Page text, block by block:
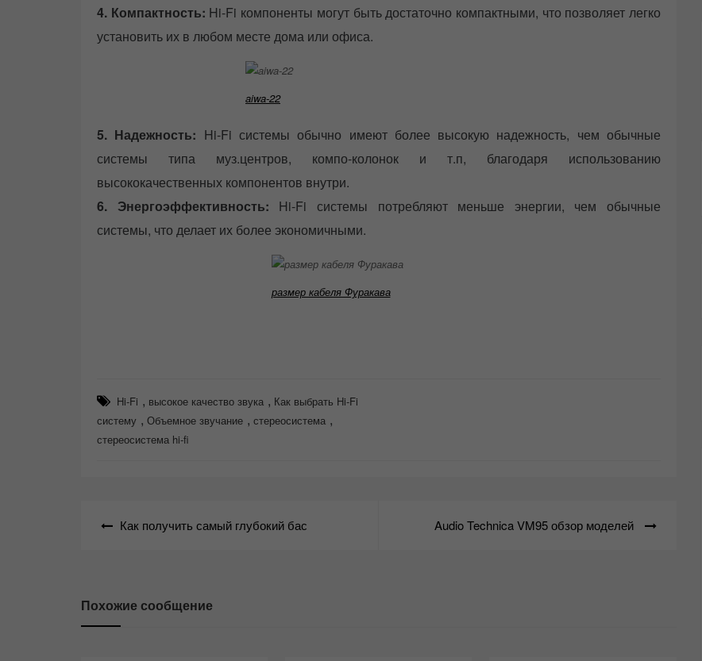
4. Компактность: Hi-Fi компоненты могут быть достаточно компактными, что позволяет легко
установить их в любом месте дома или офиса.
aiwa-22
5. Надежность: Hi-Fi системы обычно имеют более высокую надежность, чем обычные
системы типа муз.центров, компо-колонок и т.п, благодаря использованию
высококачественных компонентов внутри.
6. Энергоэффективность: Hi-Fi системы потребляют меньше энергии, чем обычные
системы, что делает их более экономичными.
размер кабеля Фуракава
Hi-Fi , высокое качество звука , Как выбрать Hi-Fi
систему , Объемное звучание , стереосистема ,
стереосистема hi-fi
Как получить самый глубокий бас Audio Technica VM95 обзор моделей
Похожие сообщение